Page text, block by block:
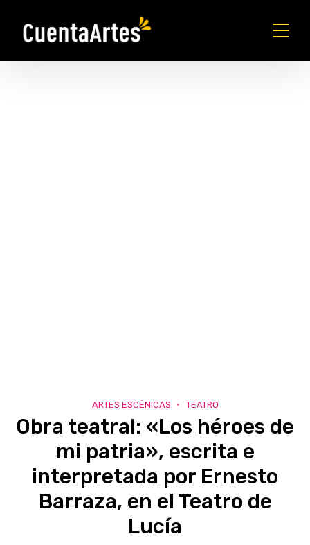
ARTES ESCÉNICAS TEATRO
Obra teatral: «Los héroes de
mi patria», escrita e
interpretada por Ernesto
Barraza, en el Teatro de
Lucía